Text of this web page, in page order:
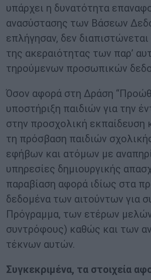
υπάρχει η δυνατότητα
ανασύστασης των Βάσεων
επλήγησαν, δεν
της ακεραιότητας των παρ’
τηρούμενων προσωπικών
Όσον αφορά στη Δράση
υποστήριξη παιδιών για την
στην προσχολική εκπαίδευση
τη πρόσβαση παιδιών
εφήβων και ατόμων με
υπηρεσίες δημιουργικής
παραβίαση αφορά ιδίως στα
δεδομένα των αιτούντων για
Πρόγραμμα, των ετέρων
συντρόφους) καθώς και των
τέκνων αυτών.
Συγκεκριμένα, τα στοιχεία